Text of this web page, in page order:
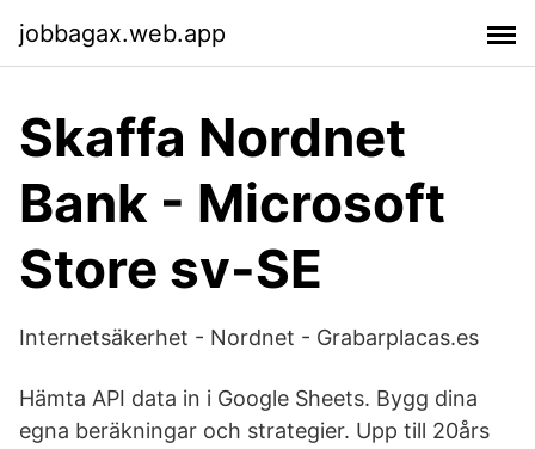
jobbagax.web.app
Skaffa Nordnet
Bank - Microsoft
Store sv-SE
Internetsäkerhet - Nordnet - Grabarplacas.es
Hämta API data in i Google Sheets. Bygg dina
egna beräkningar och strategier. Upp till 20års